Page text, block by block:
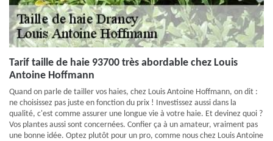
Tarif taille de haie 93700 très abordable chez Louis
Antoine Hoffmann
Quand on parle de tailler vos haies, chez Louis Antoine Hoffmann, on dit :
ne choisissez pas juste en fonction du prix ! Investissez aussi dans la
qualité, c'est comme assurer une longue vie à votre haie. Et devinez quoi ?
Vos plantes aussi sont concernées. Confier ça à un amateur, vraiment pas
une bonne idée. Optez plutôt pour un pro, comme nous chez Louis Antoine